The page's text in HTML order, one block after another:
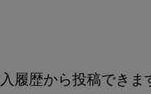
履歴から投稿でき